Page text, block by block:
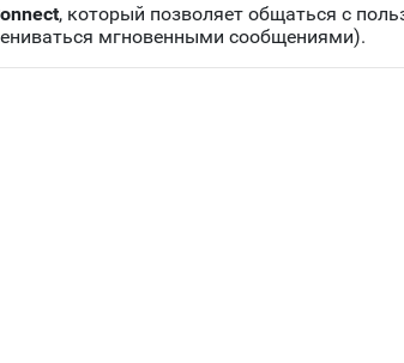
, который позволяет общаться с
мгновенными сообщениями).